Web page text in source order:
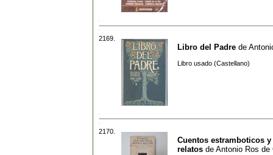
2169.
Libro del Padre de
Libro usado (Castellano)
2170.
Cuentos estramboticos
relatos de Antonio Ros de